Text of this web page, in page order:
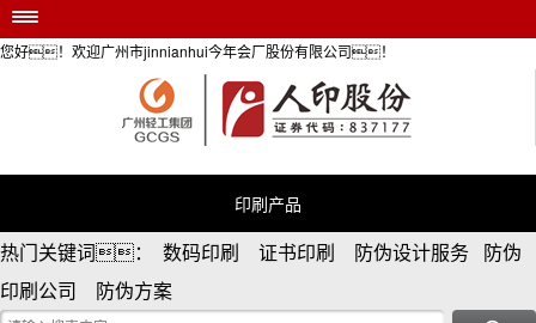
您好！欢迎广州市jinnianhui今年会厂股份有限公司！
印刷产品
jinnianhui今年会首页
防伪资讯
关于jinnianhui今年会
热门关键词： 数码印刷 证书印刷 防伪设计服务 防伪
印刷公司 防伪方案